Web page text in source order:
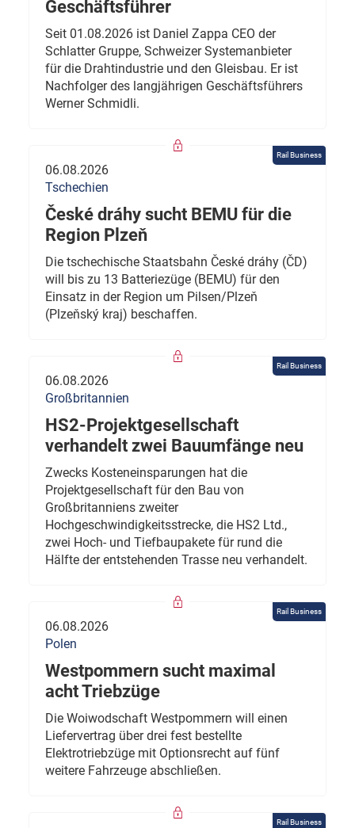
Geschäftsführer
Seit 01.08.2026 ist Daniel Zappa CEO der
Schlatter Gruppe, Schweizer Systemanbieter
für die Drahtindustrie und den Gleisbau. Er ist
Nachfolger des langjährigen Geschäftsführers
Werner Schmidli.
Rail Business
06.08.2026
Tschechien
České dráhy sucht BEMU für die
Region Plzeň
Die tschechische Staatsbahn České dráhy (ČD)
will bis zu 13 Batteriezüge (BEMU) für den
Einsatz in der Region um Pilsen/Plzeň
(Plzeňský kraj) beschaffen.
Rail Business
06.08.2026
Großbritannien
HS2-Projektgesellschaft
verhandelt zwei Bauumfänge neu
Zwecks Kosteneinsparungen hat die
Projektgesellschaft für den Bau von
Großbritanniens zweiter
Hochgeschwindigkeitsstrecke, die HS2 Ltd.,
zwei Hoch- und Tiefbaupakete für rund die
Hälfte der entstehenden Trasse neu verhandelt.
Rail Business
06.08.2026
Polen
Westpommern sucht maximal
acht Triebzüge
Die Woiwodschaft Westpommern will einen
Liefervertrag über drei fest bestellte
Elektrotriebzüge mit Optionsrecht auf fünf
weitere Fahrzeuge abschließen.
Rail Business